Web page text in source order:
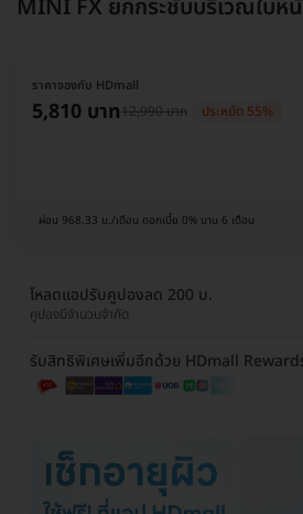
MINI FX ยกกระชับบริเวณใบห
ราคาจองกับ HDmall
5,810 บาท12,990 บาท ประหยัด 55%
ผ่อน 968.33 บ./เดือน ดอกเบี้ย 0% นาน 6 เดือน
โหลดแอปรับคูปองลด 200 บ.
คูปองมีจำนวนจำกัด
รับสิทธิพิเศษเพิ่มอีกด้วย HDmall